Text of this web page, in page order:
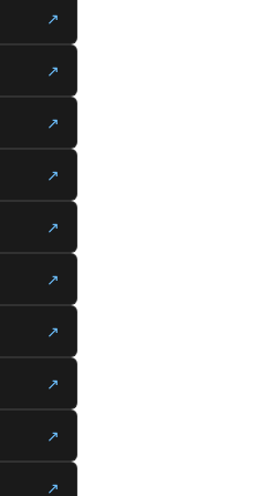
↗
↗
↗
↗
↗
↗
↗
↗
↗
↗